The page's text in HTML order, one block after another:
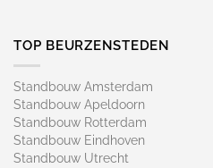
TOP BEURZENSTEDEN
Standbouw Amsterdam
Standbouw Apeldoorn
Standbouw Rotterdam
Standbouw Eindhoven
Standbouw Utrecht